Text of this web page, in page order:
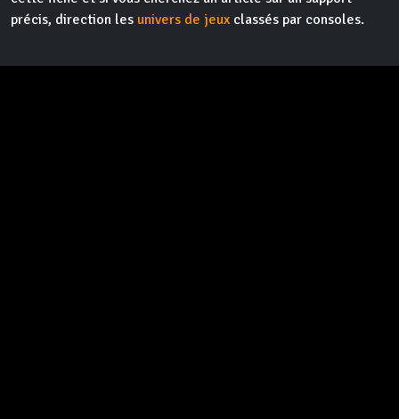
précis, direction les univers de jeux classés par consoles.